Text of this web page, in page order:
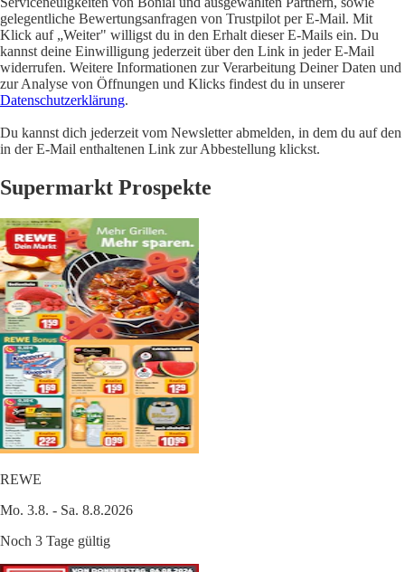
gelegentliche Bewertungsanfragen von Trustpilot per E-Mail. Mit
Klick auf „Weiter" willigst du in den Erhalt dieser E-Mails ein. Du
kannst deine Einwilligung jederzeit über den Link in jeder E-Mail
widerrufen. Weitere Informationen zur Verarbeitung Deiner Daten und
zur Analyse von Öffnungen und Klicks findest du in unserer
Datenschutzerklärung.
Du kannst dich jederzeit vom Newsletter abmelden, in dem du auf den
in der E-Mail enthaltenen Link zur Abbestellung klickst.
Supermarkt Prospekte
REWE
Mo. 3.8. - Sa. 8.8.2026
Noch 3 Tage gültig